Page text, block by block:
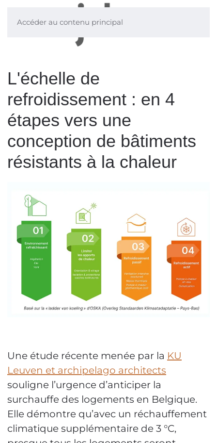
Accéder au contenu principal
L'échelle de
refroidissement : en 4
étapes vers une
conception de bâtiments
résistants à la chaleur
Une étude récente menée par la KU
Leuven et archipelago architects
souligne l’urgence d’anticiper la
surchauffe des logements en Belgique.
Elle démontre qu’avec un réchauffement
climatique supplémentaire de 3 °C,